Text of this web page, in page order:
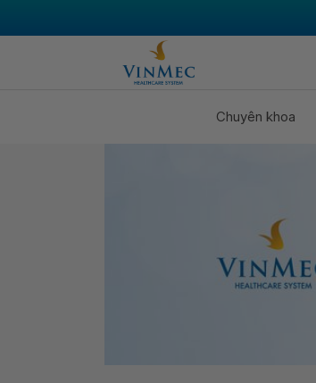
Chuyên khoa